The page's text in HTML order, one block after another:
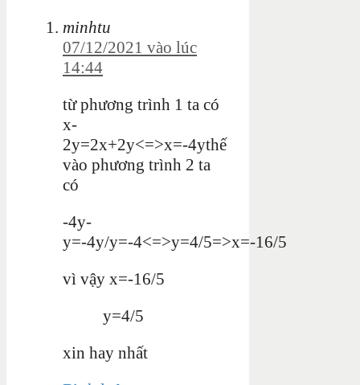
minhtu
07/12/2021 vào lúc
14:44
từ phương trình 1 ta có
x-
2y=2x+2y<=>x=-4ythế
vào phương trình 2 ta
có
-4y-
y=-4y/y=-4<=>y=4/5=>x=-16/5
vì vậy x=-16/5
y=4/5
xin hay nhất